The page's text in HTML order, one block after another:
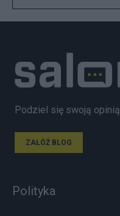
Podziel się swoją opinią
ZAŁÓŻ BLOG
Polityka